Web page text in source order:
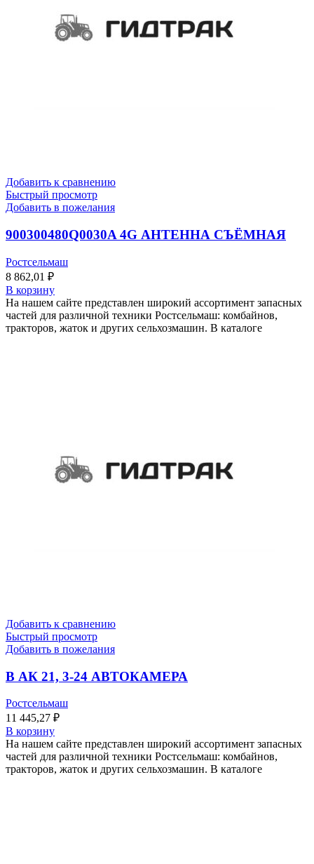
Добавить к сравнению
Быстрый просмотр
Добавить в пожелания
900300480Q0030A 4G АНТЕННА СЪЁМНАЯ
Ростсельмаш
8 862,01 ₽
В корзину
На нашем сайте представлен широкий ассортимент запасных
частей для различной техники Ростсельмаш: комбайнов,
тракторов, жаток и других сельхозмашин. В каталоге
Добавить к сравнению
Быстрый просмотр
Добавить в пожелания
В АК 21, 3-24 АВТОКАМЕРА
Ростсельмаш
11 445,27 ₽
В корзину
На нашем сайте представлен широкий ассортимент запасных
частей для различной техники Ростсельмаш: комбайнов,
тракторов, жаток и других сельхозмашин. В каталоге